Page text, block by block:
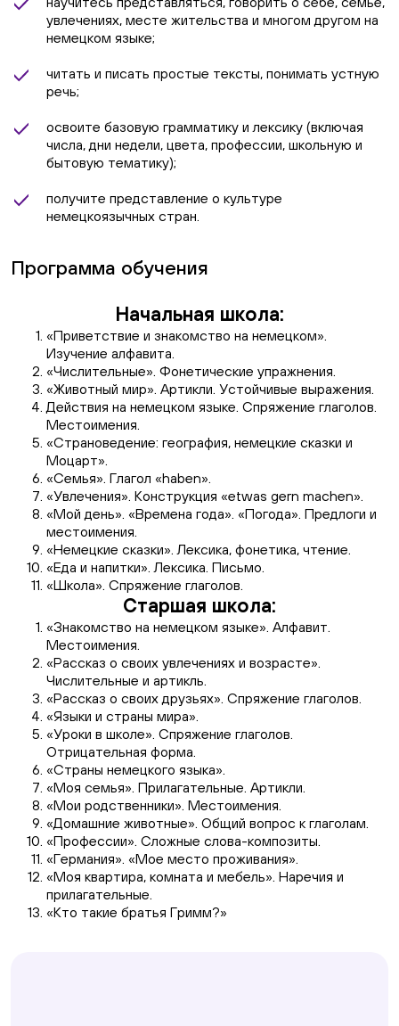
увлечениях, месте жительства и многом другом на
немецком языке;
читать и писать простые тексты, понимать устную
речь;
освоите базовую грамматику и лексику (включая
числа, дни недели, цвета, профессии, школьную и
бытовую тематику);
получите представление о культуре
немецкоязычных стран.
Программа обучения
Начальная школа:
«Приветствие и знакомство на немецком».
Изучение алфавита.
«Числительные». Фонетические упражнения.
«Животный мир». Артикли. Устойчивые выражения.
Действия на немецком языке. Спряжение глаголов.
Местоимения.
«Страноведение: география, немецкие сказки и
Моцарт».
«Семья». Глагол «haben».
«Увлечения». Конструкция «etwas gern machen».
«Мой день». «Времена года». «Погода». Предлоги и
местоимения.
«Немецкие сказки». Лексика, фонетика, чтение.
«Еда и напитки». Лексика. Письмо.
«Школа». Спряжение глаголов.
Старшая школа:
«Знакомство на немецком языке». Алфавит.
Местоимения.
«Рассказ о своих увлечениях и возрасте».
Числительные и артикль.
«Рассказ о своих друзьях». Спряжение глаголов.
«Языки и страны мира».
«Уроки в школе». Спряжение глаголов.
Отрицательная форма.
«Страны немецкого языка».
«Моя семья». Прилагательные. Артикли.
«Мои родственники». Местоимения.
«Домашние животные». Общий вопрос к глаголам.
«Профессии». Сложные слова-композиты.
«Германия». «Мое место проживания».
«Моя квартира, комната и мебель». Наречия и
прилагательные.
«Кто такие братья Гримм?»